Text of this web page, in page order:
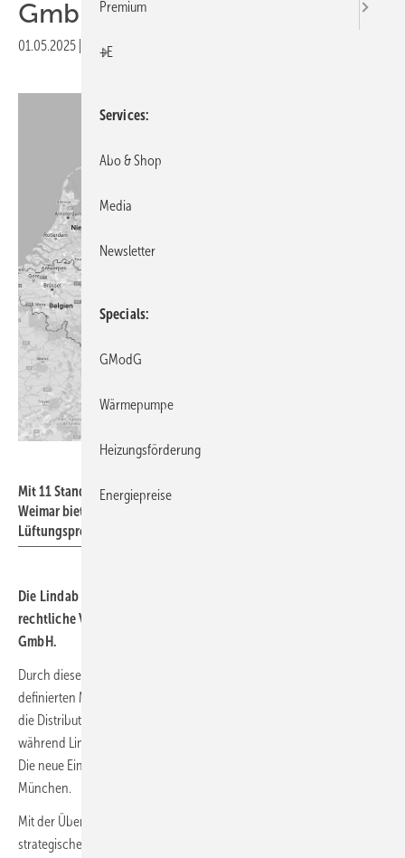
GmbH
01.05.2025 Druckvorschau
Mit 11 Standorten von Hamburg bis München und von Köln bis
Weimar bietet Felderer bundesweit Zugang zu hochwertigen
Lüftungsprodukten.
Die Lindab Group aus Schweden vollzieht zum 1. Mai 2025 die
rechtliche Verschmelzung der Lindab GmbH und der Felderer
GmbH.
Durch diese Fusion entsteht eine stärkere Marktpräsenz mit klar
definierten Markenstrukturen:
die Distribution der Lüftungsprodukte in ganz Deutschland ausgebaut,
während Lindab weiterhin als Hersteller für Lüftungslösungen agiert.
Die neue Einheit firmiert als Lindab GmbH mit Sitz in Feldkirchen bei
München.
Mit der Übernahme der Felderer GmbH im Jahr 2022 begann eine
strategische Zusammenführung beider Unternehmen. In den
Premium
+E
Services
Abo & Shop
Media
Newsletter
Specials
GModG
Wärmepumpe
Heizungsförderung
Energiepreise